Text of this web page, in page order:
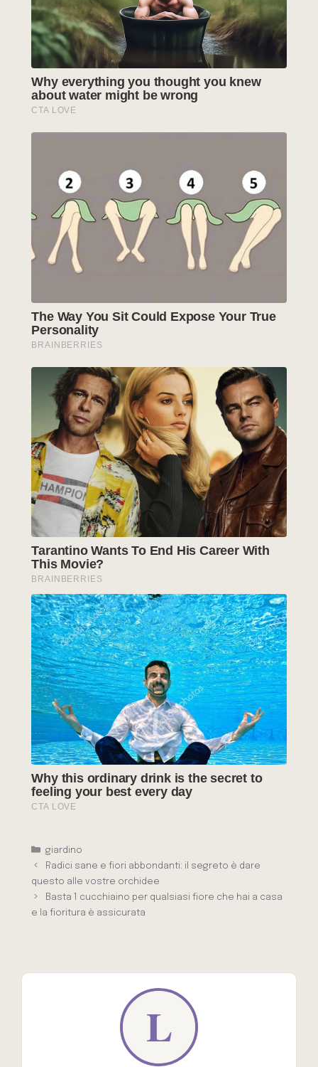
Categorie
giardino
Radici sane e fiori abbondanti: il segreto è dare
questo alle vostre orchidee
Basta 1 cucchiaino per qualsiasi fiore che hai a casa
e la fioritura è assicurata